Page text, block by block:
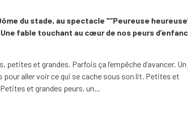
du stade, au spectacle "“Peureuse
fable touchant au cœur de nos peurs
petites et grandes. Parfois ça l’empêche d’avancer.
pour aller voir ce qui se cache sous son lit. Petites et
et grandes peurs, un...